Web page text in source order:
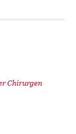
Chirurgen